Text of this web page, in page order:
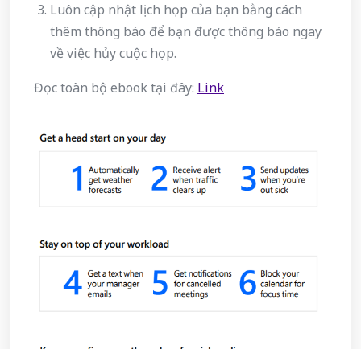
Luôn cập nhật lịch họp của bạn bằng cách
thêm thông báo để bạn được thông báo ngay
về việc hủy cuộc họp.
Đọc toàn bộ ebook tại đây: Link